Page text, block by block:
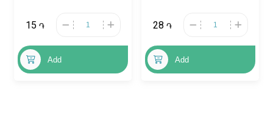
15 ֏
Add
28 ֏
Add